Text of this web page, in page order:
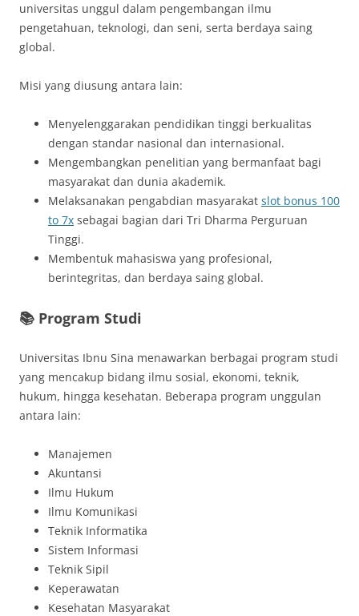
universitas unggul dalam pengembangan ilmu
pengetahuan, teknologi, dan seni, serta berdaya saing
global.
Misi yang diusung antara lain:
Menyelenggarakan pendidikan tinggi berkualitas
dengan standar nasional dan internasional.
Mengembangkan penelitian yang bermanfaat bagi
masyarakat dan dunia akademik.
Melaksanakan pengabdian masyarakat slot bonus 100
to 7x sebagai bagian dari Tri Dharma Perguruan
Tinggi.
Membentuk mahasiswa yang profesional,
berintegritas, dan berdaya saing global.
📚 Program Studi
Universitas Ibnu Sina menawarkan berbagai program studi
yang mencakup bidang ilmu sosial, ekonomi, teknik,
hukum, hingga kesehatan. Beberapa program unggulan
antara lain:
Manajemen
Akuntansi
Ilmu Hukum
Ilmu Komunikasi
Teknik Informatika
Sistem Informasi
Teknik Sipil
Keperawatan
Kesehatan Masyarakat